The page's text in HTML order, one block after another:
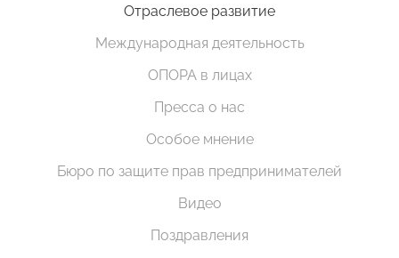
Отраслевое развитие
Международная деятельность
ОПОРА в лицах
Пресса о нас
Особое мнение
Бюро по защите прав предпринимателей
Видео
Поздравления